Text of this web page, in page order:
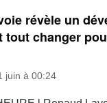
révèle un
tout changer
juin à 00:24